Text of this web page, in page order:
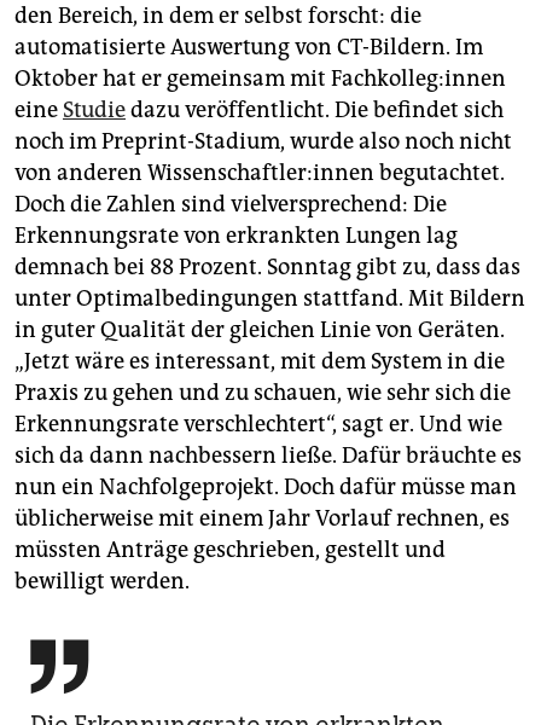
den Bereich, in dem er selbst forscht: die
automatisierte Auswertung von CT-Bildern. Im
Oktober hat er gemeinsam mit Fach­kol­le­g:in­nen
eine Studiedazu veröffentlicht. Die befindet sich
noch im Preprint-Stadium, wurde also noch nicht
von anderen Wis­sen­schaft­le­r:in­nen begutachtet.
Doch die Zahlen sind vielversprechend: Die
Erkennungsrate von erkrankten Lungen lag
demnach bei 88 Prozent. Sonntag gibt zu, dass das
unter Optimalbedingungen stattfand. Mit Bildern
in guter Qualität der gleichen Linie von Geräten.
„Jetzt wäre es interessant, mit dem System in die
Praxis zu gehen und zu schauen, wie sehr sich die
Erkennungsrate verschlechtert“, sagt er. Und wie
sich da dann nachbessern ließe. Dafür bräuchte es
nun ein Nachfolgeprojekt. Doch dafür müsse man
üblicherweise mit einem Jahr Vorlauf rechnen, es
müssten Anträge geschrieben, gestellt und
bewilligt werden.
